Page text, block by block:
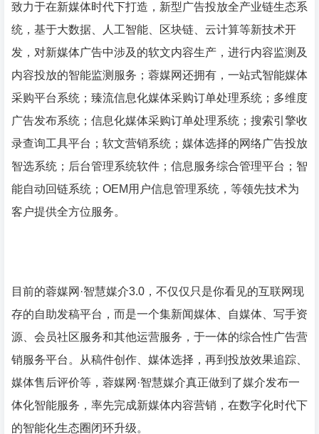
致力于在新媒体时代下打造，新型广告投放全产业链生态系
统，基于大数据、人工智能、区块链、云计算等新技术开
发，对新媒体广告中涉及的软文内容生产，进行内容监测及
内容投放的智能监测服务；蓉媒网还拥有，一站式智能媒体
采购平台系统；臻流信息化媒体采购订单处理系统；多维度
广告发布系统；信息化媒体采购订单处理系统；搜索引擎收
录查询工具平台；软文营销系统；媒体选择的网络广告投放
智选系统；后台管理系统软件；信息服务综合管理平台；智
能自动回链系统；OEM用户信息管理系统，等领先技术为
客户提供全方位服务。
目前的蓉媒网·智慧媒介3.0，不仅仅只是你看见的互联网现
存的自助发稿平台，而是一个集新闻媒体、自媒体、写手资
源、会员社区服务和其他运营服务，于一体的综合性广告营
销服务平台。从稿件创作、媒体选择，再到投放效果追踪、
媒体售后评价等，蓉媒网·智慧媒介真正做到了媒介发布一
体化智能服务，率先完成新媒体内容营销，在数字化时代下
的智能化生态圈闭环升级。